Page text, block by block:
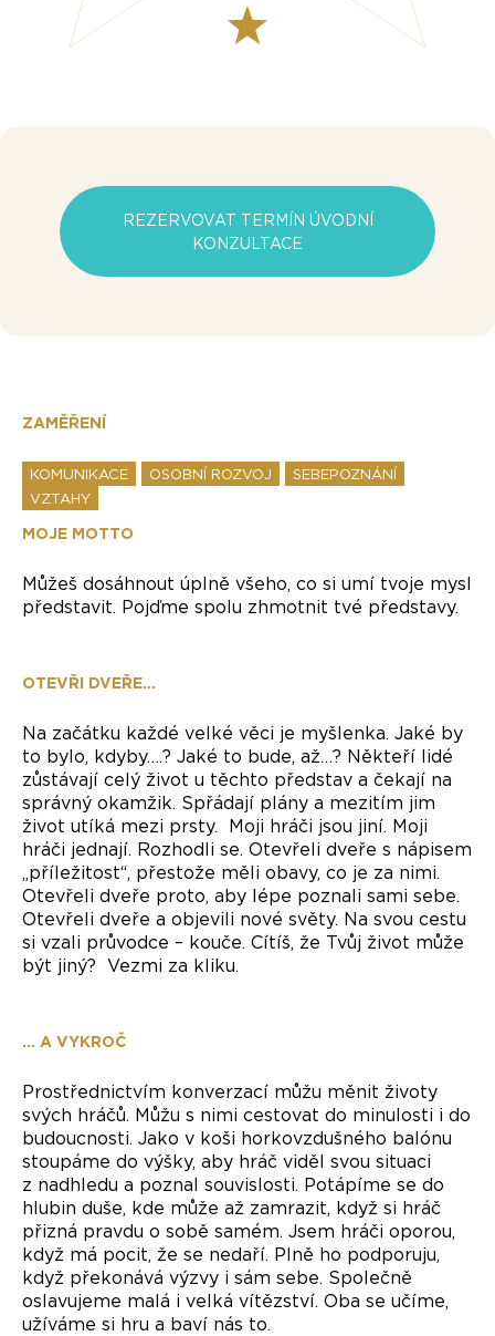
REZERVOVAT TERMÍN ÚVODNÍ
KONZULTACE
ZAMĚŘENÍ
KOMUNIKACE OSOBNÍ ROZVOJ
SEBEPOZNÁNÍ
VZTAHY
MOJE MOTTO
Můžeš dosáhnout úplně všeho, co si umí tvoje mysl
představit. Pojďme spolu zhmotnit tvé představy.
OTEVŘI DVEŘE…
Na začátku každé velké věci je myšlenka. Jaké by
to bylo, kdyby….? Jaké to bude, až…? Někteří lidé
zůstávají celý život u těchto představ a čekají na
správný okamžik. Spřádají plány a mezitím jim
život utíká mezi prsty. Moji hráči jsou jiní. Moji
hráči jednají. Rozhodli se. Otevřeli dveře s nápisem
„příležitost“, přestože měli obavy, co je za nimi.
Otevřeli dveře proto, aby lépe poznali sami sebe.
Otevřeli dveře a objevili nové světy. Na svou cestu
si vzali průvodce – kouče. Cítíš, že Tvůj život může
být jiný? Vezmi za kliku.
… A VYKROČ
Prostřednictvím konverzací můžu měnit životy
svých hráčů. Můžu s nimi cestovat do minulosti i do
budoucnosti. Jako v koši horkovzdušného balónu
stoupáme do výšky, aby hráč viděl svou situaci
z nadhledu a poznal souvislosti. Potápíme se do
hlubin duše, kde může až zamrazit, když si hráč
přizná pravdu o sobě samém. Jsem hráči oporou,
když má pocit, že se nedaří. Plně ho podporuju,
když překonává výzvy i sám sebe. Společně
oslavujeme malá i velká vítězství. Oba se učíme,
užíváme si hru a baví nás to.